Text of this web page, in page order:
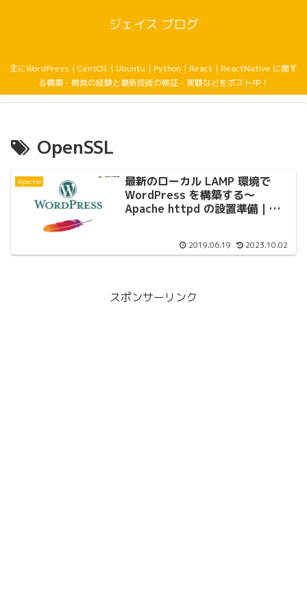
ジェイス ブログ
主にWordPress｜CentOS｜Ubuntu｜Python｜React｜ReactNative に関す
る構築・開発の経験と最新技術の検証・実験などをポスト中！
OpenSSL
Apache
最新のローカル LAMP 環境で
WordPress を構築する〜
Apache httpd の設置準備｜
2019.06.19 2023.10.02
スポンサーリンク